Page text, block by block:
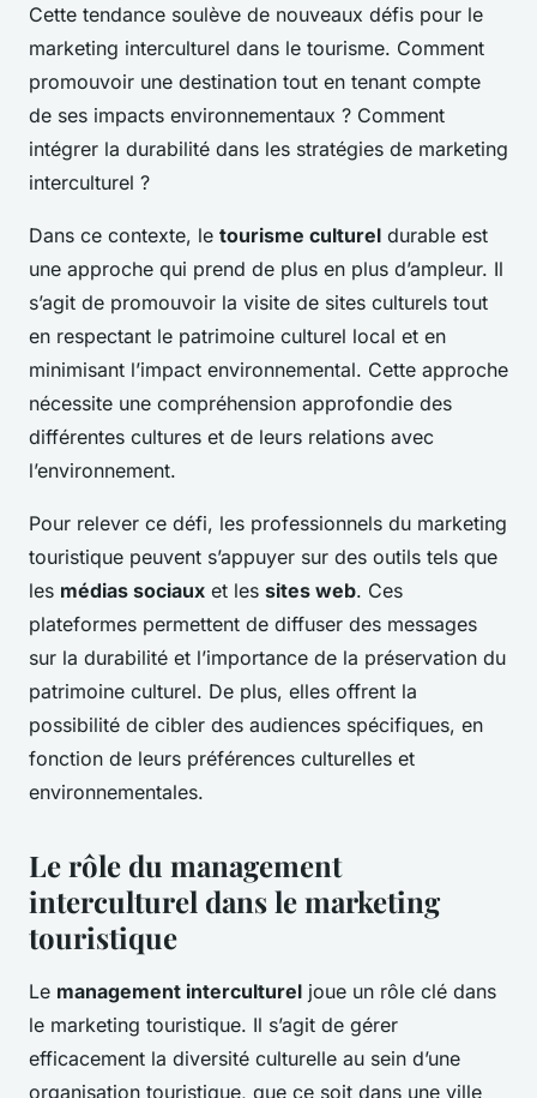
Cette tendance soulève de nouveaux défis pour le
marketing interculturel dans le tourisme. Comment
promouvoir une destination tout en tenant compte
de ses impacts environnementaux ? Comment
intégrer la durabilité dans les stratégies de marketing
interculturel ?
Dans ce contexte, le tourisme culturel durable est
une approche qui prend de plus en plus d’ampleur. Il
s’agit de promouvoir la visite de sites culturels tout
en respectant le patrimoine culturel local et en
minimisant l’impact environnemental. Cette approche
nécessite une compréhension approfondie des
différentes cultures et de leurs relations avec
l’environnement.
Pour relever ce défi, les professionnels du marketing
touristique peuvent s’appuyer sur des outils tels que
les médias sociaux et les sites web. Ces
plateformes permettent de diffuser des messages
sur la durabilité et l’importance de la préservation du
patrimoine culturel. De plus, elles offrent la
possibilité de cibler des audiences spécifiques, en
fonction de leurs préférences culturelles et
environnementales.
Le rôle du management
interculturel dans le marketing
touristique
Le management interculturel joue un rôle clé dans
le marketing touristique. Il s’agit de gérer
efficacement la diversité culturelle au sein d’une
organisation touristique, que ce soit dans une ville